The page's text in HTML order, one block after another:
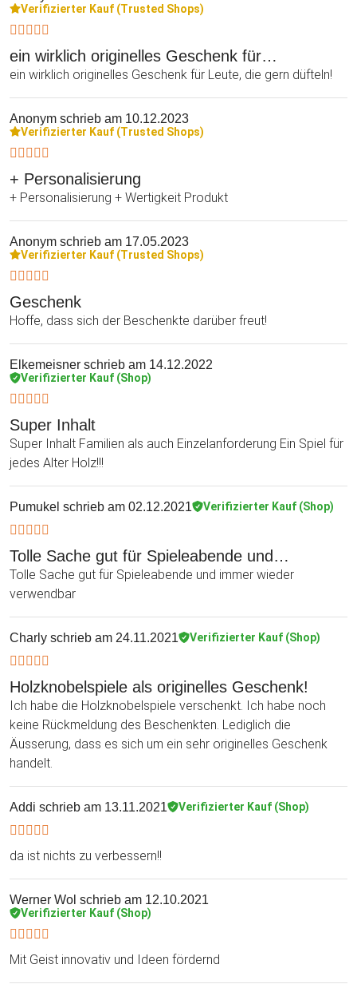
Verifizierter Kauf (Trusted Shops)
ein wirklich originelles Geschenk für…
ein wirklich originelles Geschenk für Leute, die gern düfteln!
Anonym schrieb am 10.12.2023
Verifizierter Kauf (Trusted Shops)
+ Personalisierung
+ Personalisierung + Wertigkeit Produkt
Anonym schrieb am 17.05.2023
Verifizierter Kauf (Trusted Shops)
Geschenk
Hoffe, dass sich der Beschenkte darüber freut!
Elkemeisner schrieb am 14.12.2022
Verifizierter Kauf (Shop)
Super Inhalt
Super Inhalt Familien als auch Einzelanforderung Ein Spiel für
jedes Alter Holz!!!
Pumukel schrieb am 02.12.2021 Verifizierter Kauf (Shop)
Tolle Sache gut für Spieleabende und…
Tolle Sache gut für Spieleabende und immer wieder
verwendbar
Charly schrieb am 24.11.2021 Verifizierter Kauf (Shop)
Holzknobelspiele als originelles Geschenk!
Ich habe die Holzknobelspiele verschenkt. Ich habe noch
keine Rückmeldung des Beschenkten. Lediglich die
Äusserung, dass es sich um ein sehr originelles Geschenk
handelt.
Addi schrieb am 13.11.2021 Verifizierter Kauf (Shop)
da ist nichts zu verbessern!!
Werner Wol schrieb am 12.10.2021
Verifizierter Kauf (Shop)
Mit Geist innovativ und Ideen fördernd